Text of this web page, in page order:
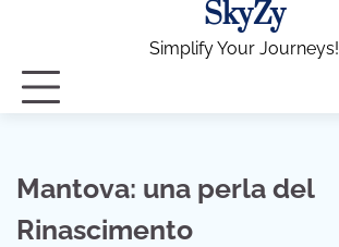
SkyZy
Simplify Your Journeys!
Mantova: una perla del
Rinascimento